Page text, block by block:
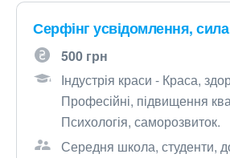
Серфінг усвідомлення,
500 грн
Індустрія краси - Краса,
Професійні, підвищення
Психологія, саморозвиток.
Середня школа, студенти,